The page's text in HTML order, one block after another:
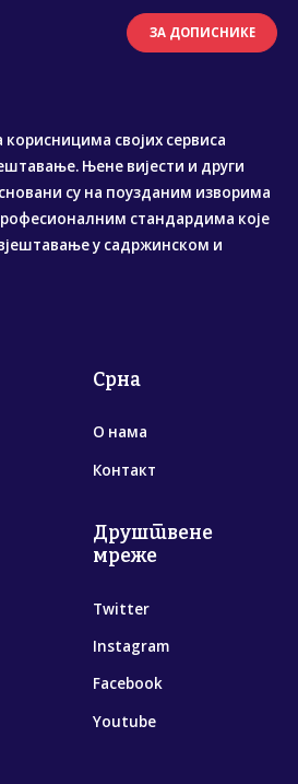
ЗА ДОПИСНИКЕ
својих сервиса
Њене вијести и други
су на поузданим изворима
стандардима које
у садржинском и
Срна
О нама
Контакт
Друштвене
мреже
Twitter
Instagram
Facebook
Youtube